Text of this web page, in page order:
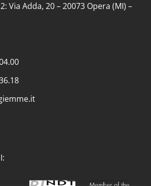
Via Adda, 20 – 20073 Opera (MI) –